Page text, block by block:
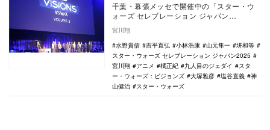
千葉・幕張メッセで開催中の「スター・ウ
ォーズ セレブレーション ジャパン
2025」。4月20日に行われた『スター・ウ
ォーズ：ビジ…
宮川翔
水野貴信
吉平直弘 小林浩康 山元隼一
垪和等
スター・ウォーズ セレブレーション ジャパン2025
宮川翔
アニメ 橘正紀 九人目のジェダイ
スタ
ー・ウォーズ：ビジョンズ
大塚雅彦 塩谷直義
神
山健治
スター・ウォーズ